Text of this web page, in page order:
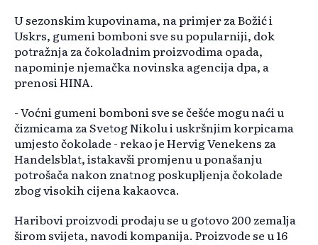
U sezonskim kupovinama, na primjer za Božić i
Uskrs, gumeni bomboni sve su popularniji, dok
potražnja za čokoladnim proizvodima opada,
napominje njemačka novinska agencija dpa, a
prenosi HINA.
- Voćni gumeni bomboni sve se češće mogu naći u
čizmicama za Svetog Nikolu i uskršnjim korpicama
umjesto čokolade - rekao je Hervig Venekens za
Handelsblat, istakavši promjenu u ponašanju
potrošača nakon znatnog poskupljenja čokolade
zbog visokih cijena kakaovca.
Haribovi proizvodi prodaju se u gotovo 200 zemalja
širom svijeta, navodi kompanija. Proizvode se u 16